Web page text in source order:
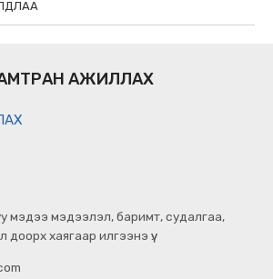
АЖИЛЛАХ
мэдээ мэдээлэл, баримт, судалгаа,
хаягаар илгээнэ үү.